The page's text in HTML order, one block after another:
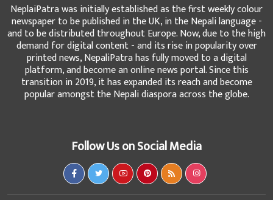
NeplaiPatra was initially established as the first weekly colour
newspaper to be published in the UK, in the Nepali language -
and to be distributed throughout Europe. Now, due to the high
demand for digital content - and its rise in popularity over
printed news, NepaliPatra has fully moved to a digital
platform, and become an online news portal. Since this
transition in 2019, it has expanded its reach and become
popular amongst the Nepali diaspora across the globe.
Follow Us on Social Media